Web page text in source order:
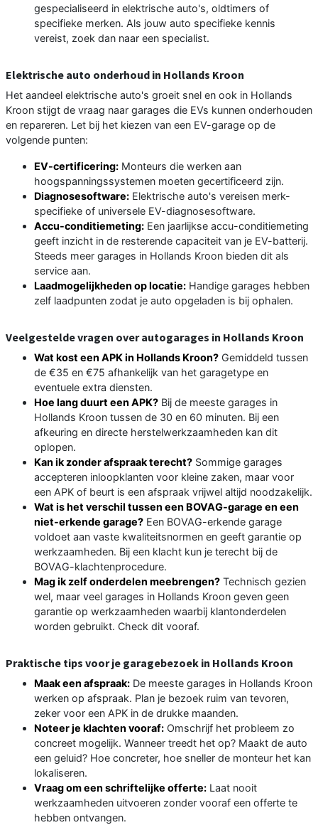
gespecialiseerd in elektrische auto's, oldtimers of
specifieke merken. Als jouw auto specifieke kennis
vereist, zoek dan naar een specialist.
Elektrische auto onderhoud in Hollands Kroon
Het aandeel elektrische auto's groeit snel en ook in Hollands
Kroon stijgt de vraag naar garages die EVs kunnen onderhouden
en repareren. Let bij het kiezen van een EV-garage op de
volgende punten:
EV-certificering: Monteurs die werken aan
hoogspanningssystemen moeten gecertificeerd zijn.
Diagnosesoftware: Elektrische auto's vereisen merk-
specifieke of universele EV-diagnosesoftware.
Accu-conditiemeting: Een jaarlijkse accu-conditiemeting
geeft inzicht in de resterende capaciteit van je EV-batterij.
Steeds meer garages in Hollands Kroon bieden dit als
service aan.
Laadmogelijkheden op locatie: Handige garages hebben
zelf laadpunten zodat je auto opgeladen is bij ophalen.
Veelgestelde vragen over autogarages in Hollands Kroon
Wat kost een APK in Hollands Kroon? Gemiddeld tussen
de €35 en €75 afhankelijk van het garagetype en
eventuele extra diensten.
Hoe lang duurt een APK? Bij de meeste garages in
Hollands Kroon tussen de 30 en 60 minuten. Bij een
afkeuring en directe herstelwerkzaamheden kan dit
oplopen.
Kan ik zonder afspraak terecht? Sommige garages
accepteren inloopklanten voor kleine zaken, maar voor
een APK of beurt is een afspraak vrijwel altijd noodzakelijk.
Wat is het verschil tussen een BOVAG-garage en een
niet-erkende garage? Een BOVAG-erkende garage
voldoet aan vaste kwaliteitsnormen en geeft garantie op
werkzaamheden. Bij een klacht kun je terecht bij de
BOVAG-klachtenprocedure.
Mag ik zelf onderdelen meebrengen? Technisch gezien
wel, maar veel garages in Hollands Kroon geven geen
garantie op werkzaamheden waarbij klantonderdelen
worden gebruikt. Check dit vooraf.
Praktische tips voor je garagebezoek in Hollands Kroon
Maak een afspraak: De meeste garages in Hollands Kroon
werken op afspraak. Plan je bezoek ruim van tevoren,
zeker voor een APK in de drukke maanden.
Noteer je klachten vooraf: Omschrijf het probleem zo
concreet mogelijk. Wanneer treedt het op? Maakt de auto
een geluid? Hoe concreter, hoe sneller de monteur het kan
lokaliseren.
Vraag om een schriftelijke offerte: Laat nooit
werkzaamheden uitvoeren zonder vooraf een offerte te
hebben ontvangen.